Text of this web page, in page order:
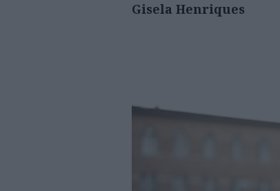
Gisela Henriques